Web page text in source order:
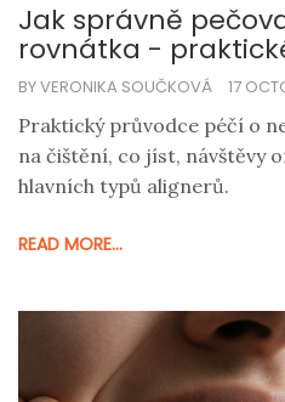
Jak správně
rovnátka -
BY VERONIKA SOUČKOVÁ 17
Praktický průvodce péčí o
na čištění, co jíst, návštěvy
hlavních typů alignerů.
READ MORE...